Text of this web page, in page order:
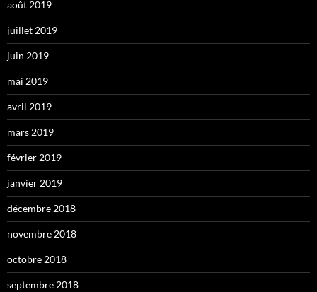
août 2019
juillet 2019
juin 2019
mai 2019
avril 2019
mars 2019
février 2019
janvier 2019
décembre 2018
novembre 2018
octobre 2018
septembre 2018